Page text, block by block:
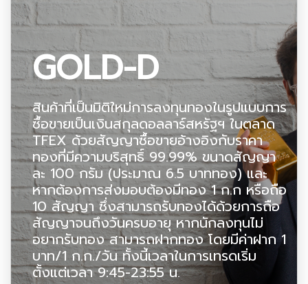
GOLD-D
สินค้าที่เป็นมิติใหม่การลงทุนทองในรูปแบบการ
ซื้อขายเป็นเงินสกุลดอลลาร์สหรัฐฯ ในตลาด
TFEX ด้วยสัญญาซื้อขายอ้างอิงกับราคา
ทองที่มีความบริสุทธิ์ 99.99% ขนาดสัญญา
ละ 100 กรัม (ประมาณ 6.5 บาททอง) และ
หากต้องการส่งมอบต้องมีทอง 1 ก.ก หรือถือ
10 สัญญา ซึ่งสามารถรับทองได้ด้วยการถือ
สัญญาจนถึงวันครบอายุ หากนักลงทุนไม่
อยากรับทอง สามารถฝากทอง โดยมีค่าฝาก 1
บาท/1 ก.ก./วัน ทั้งนี้เวลาในการเทรดเริ่ม
ตั้งแต่เวลา 9:45-23:55 น.